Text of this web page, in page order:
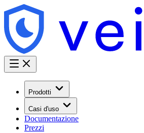
Prodotti
Casi d'uso
Documentazione
Prezzi